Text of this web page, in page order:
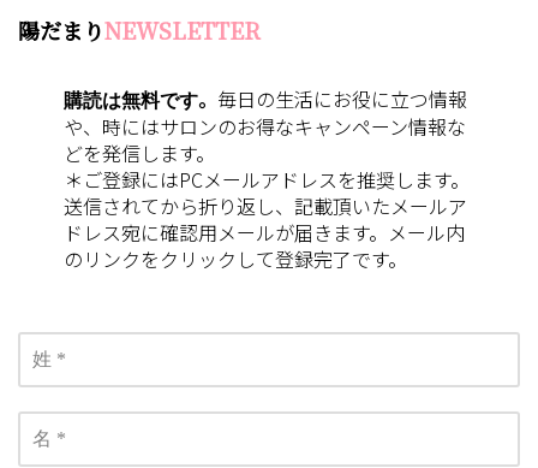
陽だまりNEWSLETTER
購読は無料です。 毎日の生活にお役に立つ情報
や、時にはサロンのお得なキャンペーン情報な
どを発信します。
＊ご登録にはPCメールアドレスを推奨します。
送信されてから折り返し、記載頂いたメールア
ドレス宛に確認用メールが届きます。メール内
のリンクをクリックして登録完了です。